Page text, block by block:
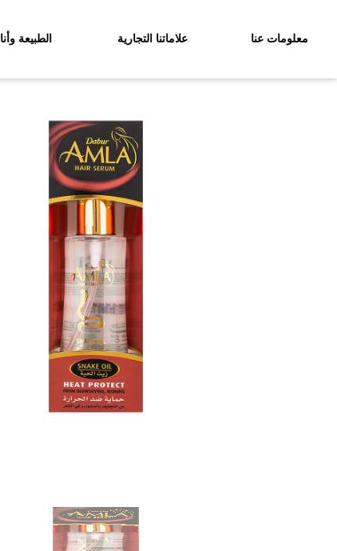
معلومات عنا علاماتنا التجارية الطبيعة وأنا